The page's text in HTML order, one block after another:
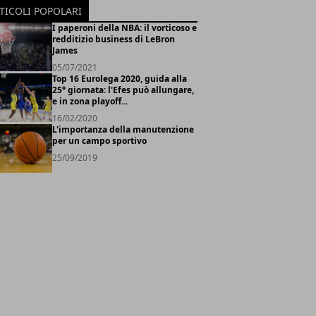
POPOLARI
I paperoni della NBA: il vorticoso e
redditizio business di LeBron
James
05/07/2021
Top 16 Eurolega 2020, guida alla
25° giornata: l'Efes può allungare,
e in zona playoff...
16/02/2020
L'importanza della manutenzione
per un campo sportivo
25/09/2019